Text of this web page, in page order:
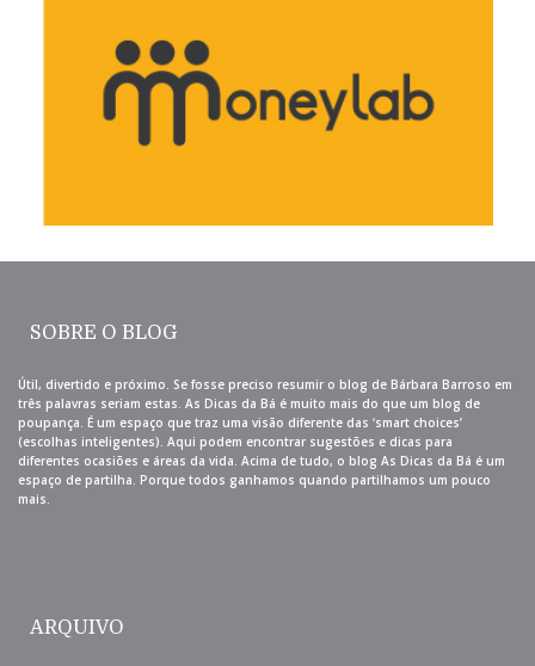
SOBRE O BLOG
Útil, divertido e próximo. Se fosse preciso resumir o blog de Bárbara Barroso em
três palavras seriam estas. As Dicas da Bá é muito mais do que um blog de
poupança. É um espaço que traz uma visão diferente das ‘smart choices’
(escolhas inteligentes). Aqui podem encontrar sugestões e dicas para
diferentes ocasiões e áreas da vida. Acima de tudo, o blog As Dicas da Bá é um
espaço de partilha. Porque todos ganhamos quando partilhamos um pouco
mais.
ARQUIVO